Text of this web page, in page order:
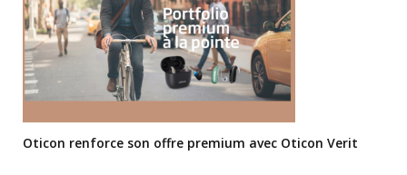
Oticon renforce son offre premium avec Oticon Verit